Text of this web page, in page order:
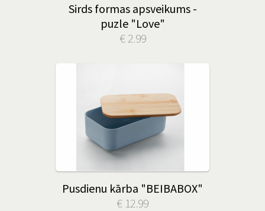
Sirds formas apsveikums -
puzle "Love"
€ 2.99
Pusdienu kārba "BEIBABOX"
€ 12.99